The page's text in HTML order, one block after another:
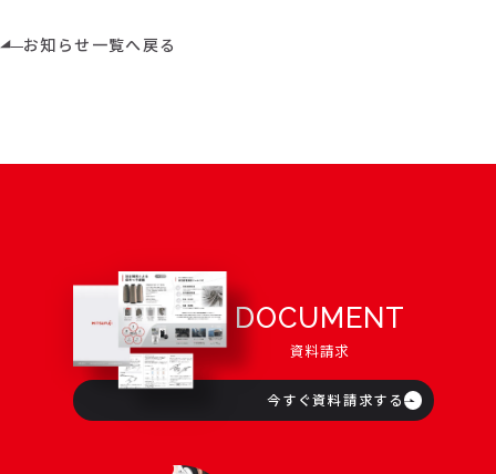
お知らせ一覧へ戻る
DOCUMENT
資料請求
今すぐ資料請求する